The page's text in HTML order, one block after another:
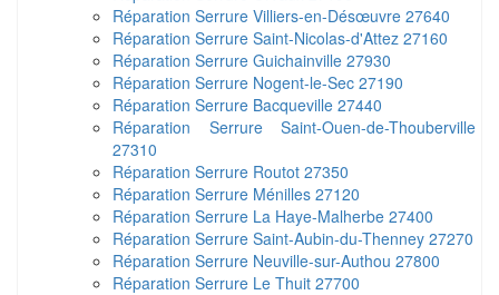
Réparation Serrure Villiers-en-Désœuvre 27640
Réparation Serrure Saint-Nicolas-d'Attez 27160
Réparation Serrure Guichainville 27930
Réparation Serrure Nogent-le-Sec 27190
Réparation Serrure Bacqueville 27440
Réparation Serrure Saint-Ouen-de-Thouberville
27310
Réparation Serrure Routot 27350
Réparation Serrure Ménilles 27120
Réparation Serrure La Haye-Malherbe 27400
Réparation Serrure Saint-Aubin-du-Thenney 27270
Réparation Serrure Neuville-sur-Authou 27800
Réparation Serrure Le Thuit 27700